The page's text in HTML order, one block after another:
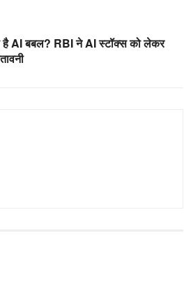
है AI बबल? RBI ने AI स्टॉक्स को लेकर